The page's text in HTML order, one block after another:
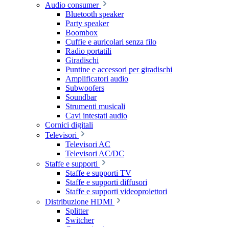
Audio consumer
Bluetooth speaker
Party speaker
Boombox
Cuffie e auricolari senza filo
Radio portatili
Giradischi
Puntine e accessori per giradischi
Amplificatori audio
Subwoofers
Soundbar
Strumenti musicali
Cavi intestati audio
Cornici digitali
Televisori
Televisori AC
Televisori AC/DC
Staffe e supporti
Staffe e supporti TV
Staffe e supporti diffusori
Staffe e supporti videoproiettori
Distribuzione HDMI
Splitter
Switcher